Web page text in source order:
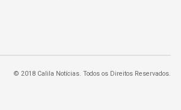
© 2018 Calila Notícias. Todos os Direitos Reservados.